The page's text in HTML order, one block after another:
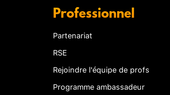
Professionnel
Partenariat
RSE
Rejoindre l'équipe de profs
Programme ambassadeur